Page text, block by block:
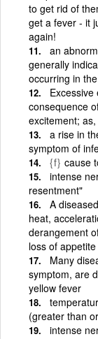
to get rid of
get a fever - it
again!
an
generally
occurring in
Excessive
consequence
excitement;
a rise in
symptom of
{f} cause
intense
resentment"
A
heat,
derangement
loss of appetite
Many
symptom, are
yellow fever
(greater than
intense